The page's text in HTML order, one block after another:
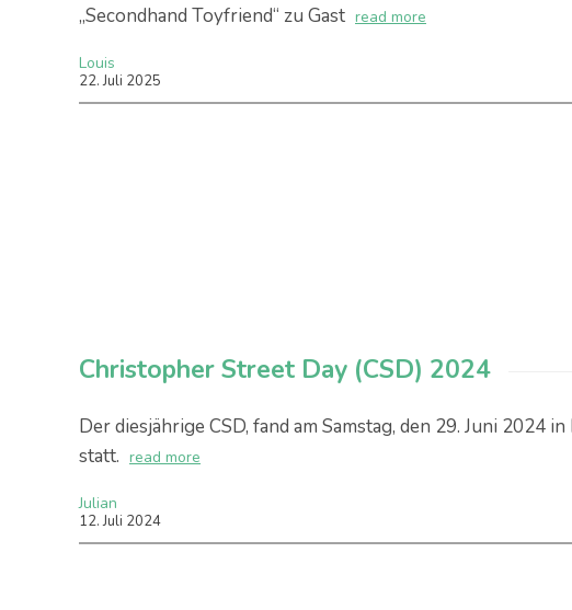
„Secondhand Toyfriend“ zu Gast read more
Louis
22. Juli 2025
Christopher Street Day (CSD) 2024
Der diesjährige CSD, fand am Samstag, den 29. Juni 2024
statt. read more
Julian
12. Juli 2024